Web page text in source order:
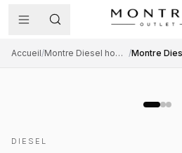
Accueil/ Montre Diesel homme /
DIESEL